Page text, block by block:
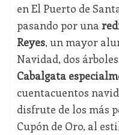
en El Puerto de
pasando por una
Reyes, un mayor
Navidad, dos
Cabalgata
cuentacuentos
disfrute de los más
Cupón de Oro, al